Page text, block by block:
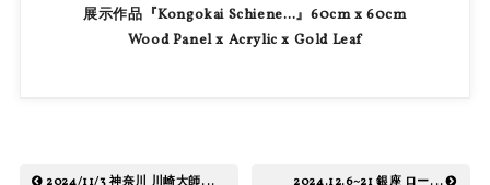
展示作品『Kongokai Schiene…』60cm x 60cm
Wood Panel x Acrylic x Gold Leaf